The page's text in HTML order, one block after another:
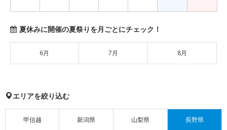
夏休みに開催の夏祭りを月ごとにチェック！
6月 7月 8月
エリアを絞り込む
甲信越 新潟県 山梨県 長野県